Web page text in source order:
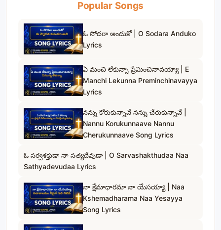
Popular Songs
ఓ సోదరా అందుకో | O Sodara Anduko
Lyrics
ఏ మంచి లేకున్నా ప్రేమించినావయ్యా | E
Manchi Lekunna Preminchinavayya
Lyrics
నన్ను కోరుకున్నావే నన్ను చేరుకున్నావే |
Nannu Korukunnaave Nannu
Cherukunnaave Song Lyrics
ఓ సర్వశక్తుడా నా సత్యదేవుడా | O Sarvashakthudaa Naa
Sathyadevudaa Lyrics
నా క్షేమాధారమా నా యేసయ్యా | Naa
Kshemadharama Naa Yesayya
Song Lyrics